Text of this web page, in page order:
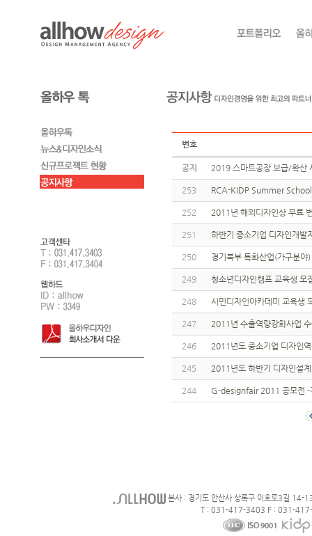
번호
공지 2019 스마트공장 보급/확
253 RCA-KIDP Summer
252 2011년 해외디자인상 무료
251 하반기 중소기업 디자인개발
250 경기북부 특화산업(가구분
249 청소년디자인캠프 교육생 모
248 시민디자인아카데미 교육생
247 2011년 수출역량강화사업
246 2011년도 중소기업 디자인
245 2011년도 하반기 디자인설
244 G-designfair 2011 공모전 -
본사 : 경기도 안산사 상록구 이호로3길 14-
T : 031-417-3403 F : 031-